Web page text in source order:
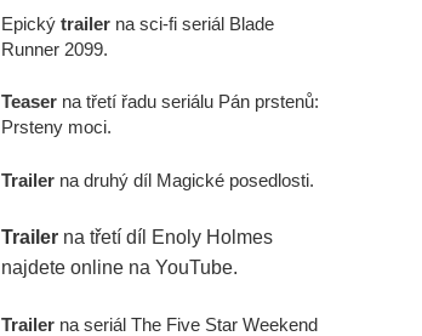
Epický trailer na sci-fi seriál Blade
Runner 2099.
Teaser na třetí řadu seriálu Pán prstenů:
Prsteny moci.
Trailer na druhý díl Magické posedlosti.
Trailer na třetí díl Enoly Holmes
najdete online na YouTube.
Trailer na seriál The Five Star Weekend